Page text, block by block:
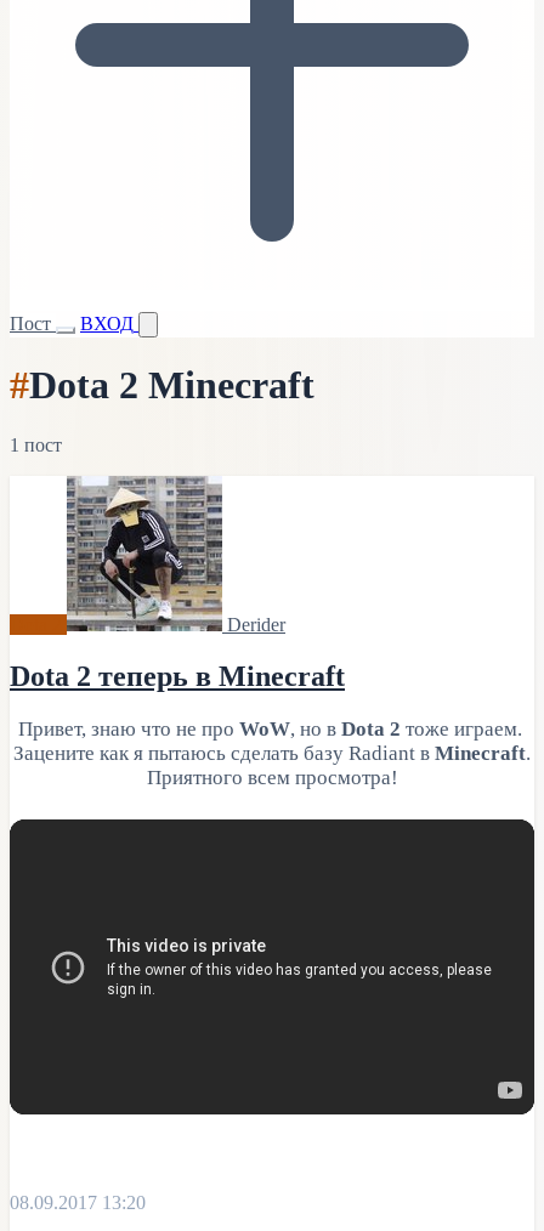
Пост ВХОД
#Dota 2 Minecraft
1 пост
Derider
Dota 2 теперь в Minecraft
Привет, знаю что не про WoW, но в Dota 2 тоже играем.
Зацените как я пытаюсь сделать базу Radiant в Minecraft.
Приятного всем просмотра!
08.09.2017 13:20